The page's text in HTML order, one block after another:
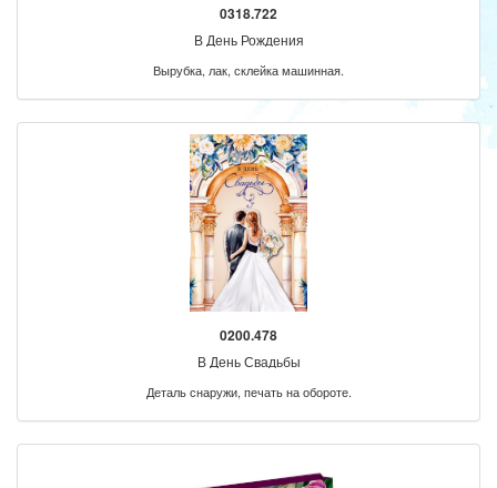
0318.722
В День Рождения
Вырубка, лак, склейка машинная.
0200.478
В День Свадьбы
Деталь снаружи, печать на обороте.